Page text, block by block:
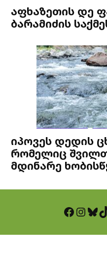
აფხაზეთის დე
ბარამიძის
იპოვეს დედის
რომელიც
მდინარე
Facebook InstagramBluesky TikTok